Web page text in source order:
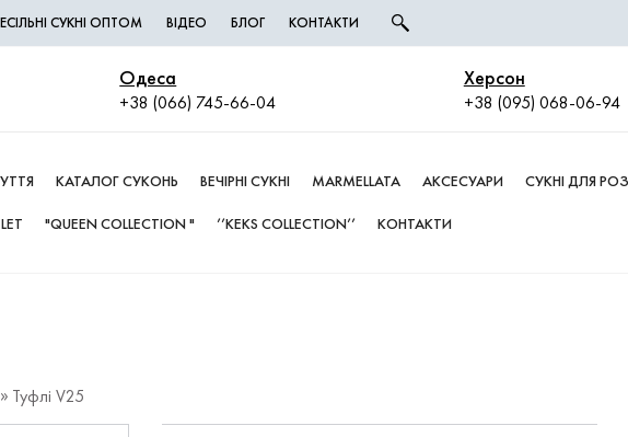
СУКНІ ОПТОМ ВІДЕО БЛОГ КОНТАКТИ
Одеса
+38 (066) 745-66-04
Херсон
+38 (095) 068-06-94
КАТАЛОГ СУКОНЬ ВЕЧІРНІ СУКНІ MARMELLATA АКСЕСУАРИ СУКНІ ДЛЯ
"QUEEN COLLECTION " ’’KEKS COLLECTION’’ КОНТАКТИ
Туфлі V25